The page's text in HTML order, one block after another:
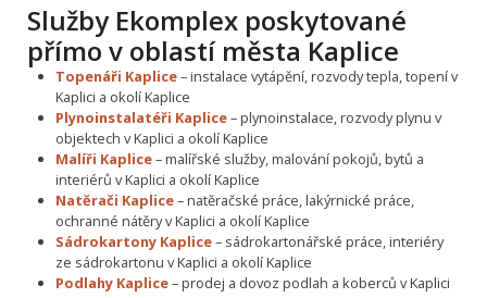
Služby Ekomplex poskytované
přímo v oblastí města Kaplice
Topenáři Kaplice– instalace vytápění, rozvody tepla, topení v
Kaplici a okolí Kaplice
Plynoinstalatéři Kaplice– plynoinstalace, rozvody plynu v
objektech v Kaplici a okolí Kaplice
Malíři Kaplice– malířské služby, malování pokojů, bytů a
interiérů v Kaplici a okolí Kaplice
Natěrači Kaplice– natěračské práce, lakýrnické práce,
ochranné nátěry v Kaplici a okolí Kaplice
Sádrokartony Kaplice– sádrokartonářské práce, interiéry
ze sádrokartonu v Kaplici a okolí Kaplice
Podlahy Kaplice– prodej a dovoz podlah a koberců v Kaplici